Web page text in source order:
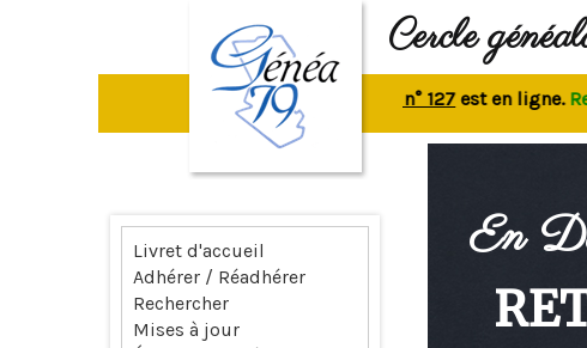
Cercle
La revue n° 127est en ligne.
En
Livret d'accueil
Adhérer / Réadhérer
Rechercher
Mises à jour